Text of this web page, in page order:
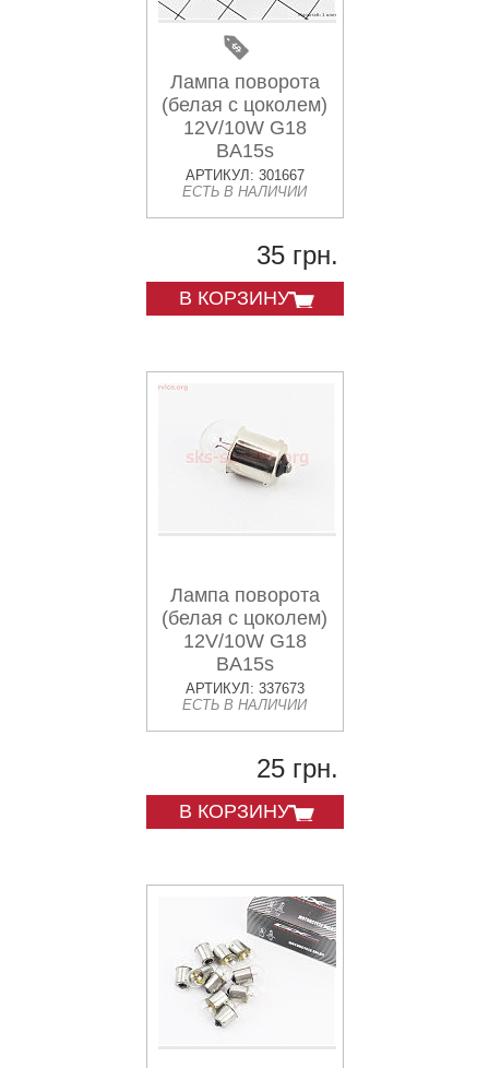
Лампа поворота
(белая с цоколем)
12V/10W G18
BA15s
АРТИКУЛ: 301667
ЕСТЬ В НАЛИЧИИ
35 грн.
В КОРЗИНУ
Лампа поворота
(белая с цоколем)
12V/10W G18
BA15s
АРТИКУЛ: 337673
ЕСТЬ В НАЛИЧИИ
25 грн.
В КОРЗИНУ